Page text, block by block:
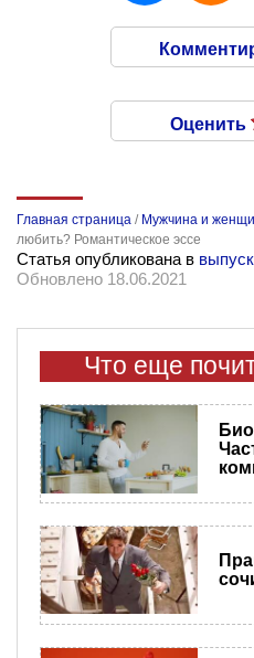
Оценить
Главная страница / Мужчина и
любить? Романтическое эссе
Статья опубликована в
Обновлено 18.06.2021
Что еще